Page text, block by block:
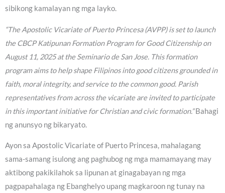
sibikong kamalayan ng mga layko.
“The Apostolic Vicariate of Puerto Princesa (AVPP) is set to launch
the CBCP Katipunan Formation Program for Good Citizenship on
August 11, 2025 at the Seminario de San Jose. This formation
program aims to help shape Filipinos into good citizens grounded in
faith, moral integrity, and service to the common good. Parish
representatives from across the vicariate are invited to participate
in this important initiative for Christian and civic formation.”Bahagi
ng anunsyo ng bikaryato.
Ayon sa Apostolic Vicariate of Puerto Princesa, mahalagang
sama-samang isulong ang paghubog ng mga mamamayang may
aktibong pakikilahok sa lipunan at ginagabayan ng mga
pagpapahalaga ng Ebanghelyo upang magkaroon ng tunay na